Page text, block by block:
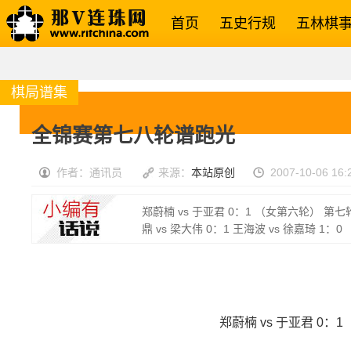
首页 五史行规 五林棋
棋局谱集
全锦赛第七八轮谱跑光
作者：通讯员 来源： 本站原创 2007-10-06
郑蔚楠 vs 于亚君 0：1 （女第六轮） 第
鼎 vs 梁大伟 0：1 王海波 vs 徐嘉琦 1：0
郑蔚楠 vs 于亚君 0：1